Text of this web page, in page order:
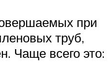
при
труб,
Чаще всего это: